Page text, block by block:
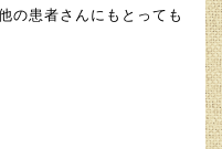
の患者さんにもとっても